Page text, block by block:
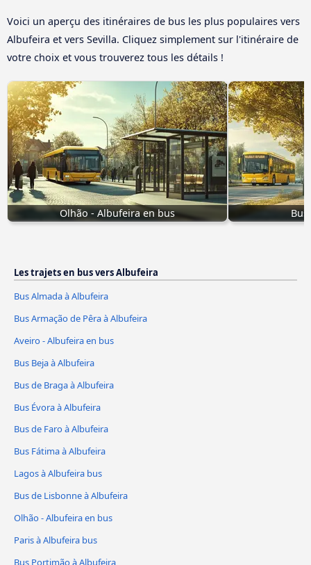
Voici un aperçu des itinéraires de bus les plus populaires vers
Albufeira et vers Sevilla. Cliquez simplement sur l'itinéraire de
votre choix et vous trouverez tous les détails !
Olhão - Albufeira en bus
Les trajets en bus vers Albufeira
Bus Almada à Albufeira
Bus Armação de Pêra à Albufeira
Aveiro - Albufeira en bus
Bus Beja à Albufeira
Bus de Braga à Albufeira
Bus Évora à Albufeira
Bus de Faro à Albufeira
Bus Fátima à Albufeira
Lagos à Albufeira bus
Bus de Lisbonne à Albufeira
Olhão - Albufeira en bus
Paris à Albufeira bus
Bus Portimão à Albufeira